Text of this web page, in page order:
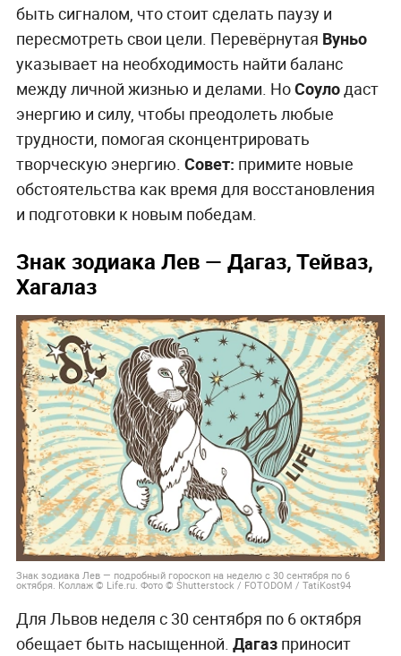
быть сигналом, что стоит сделать паузу и
пересмотреть свои цели. Перевёрнутая Вуньо
указывает на необходимость найти баланс
между личной жизнью и делами. НоСоулодаст
энергию и силу, чтобы преодолеть любые
трудности, помогая сконцентрировать
творческую энергию. Совет: примите новые
обстоятельства как время для восстановления
и подготовки к новым победам.
Знак зодиака Лев — Дагаз, Тейваз,
Хагалаз
Знак зодиака Лев — подробный гороскоп на неделю с 30 сентября по 6
октября. Коллаж © Life.ru. Фото © Shutterstock / FOTODOM / TatiKost94
Для Львов неделя с 30 сентября по 6 октября
обещает быть насыщенной. Дагазприносит